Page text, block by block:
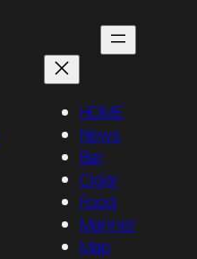
HOME
News
Bar
Cigar
Food
Manner
Map